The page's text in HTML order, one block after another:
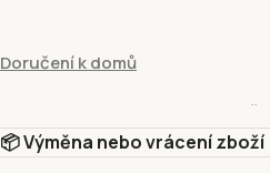
Doručení k domů
129 Kč
- platba pouze převodem / kartou
📦 Výměna nebo vrácení zboží